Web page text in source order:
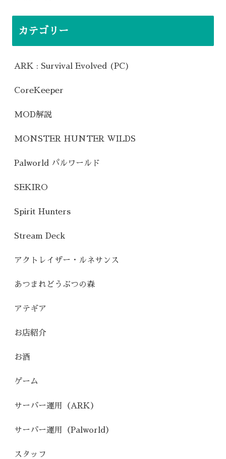
カテゴリー
ARK : Survival Evolved (PC)
CoreKeeper
MOD解説
MONSTER HUNTER WILDS
Palworld パルワールド
SEKIRO
Spirit Hunters
Stream Deck
アクトレイザー・ルネサンス
あつまれどうぶつの森
アテギア
お店紹介
お酒
ゲーム
サーバー運用（ARK）
サーバー運用（Palworld）
スタッフ